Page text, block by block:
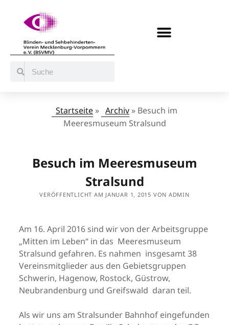
Startseite » Archiv » Besuch im
Meeresmuseum Stralsund
Besuch im Meeresmuseum
Stralsund
VERÖFFENTLICHT AM JANUAR 1, 2015 VON ADMIN
Am 16. April 2016 sind wir von der Arbeitsgruppe
„Mitten im Leben“ in das Meeresmuseum
Stralsund gefahren. Es nahmen insgesamt 38
Vereinsmitglieder aus den Gebietsgruppen
Schwerin, Hagenow, Rostock, Güstrow,
Neubrandenburg und Greifswald daran teil.
Als wir uns am Stralsunder Bahnhof eingefunden